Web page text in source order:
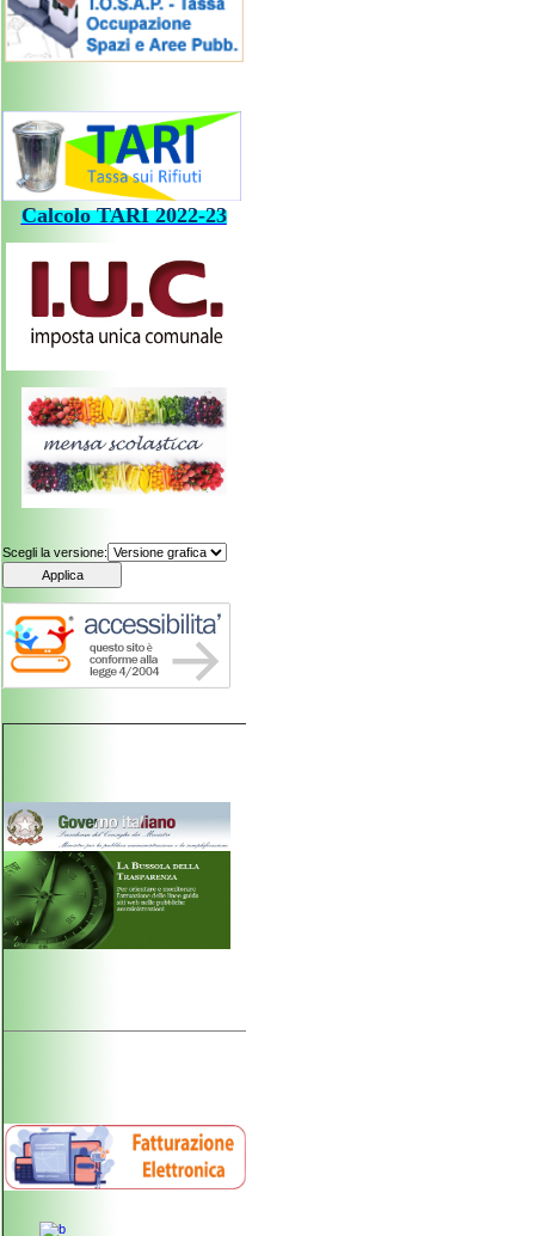
CalcoloTARI2022-23
Scegli la versione: